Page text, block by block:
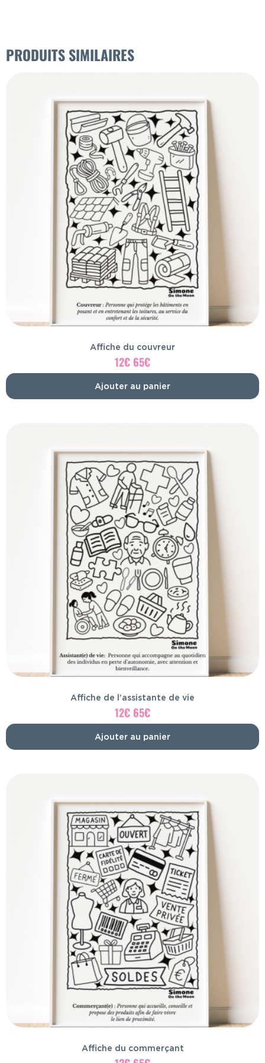
PRODUITS SIMILAIRES
Affiche du couvreur
12€ 65€
Ajouter au panier
Affiche de l’assistante de vie
12€ 65€
Ajouter au panier
Affiche du commerçant